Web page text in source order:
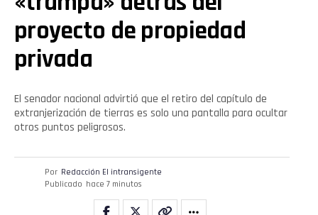
proyecto de propiedad
privada
El senador nacional advirtió que el retiro del capítulo de
extranjerización de tierras es solo una pantalla para ocultar
otros puntos peligrosos.
Por Redacción El intransigente
Publicado hace 7 minutos